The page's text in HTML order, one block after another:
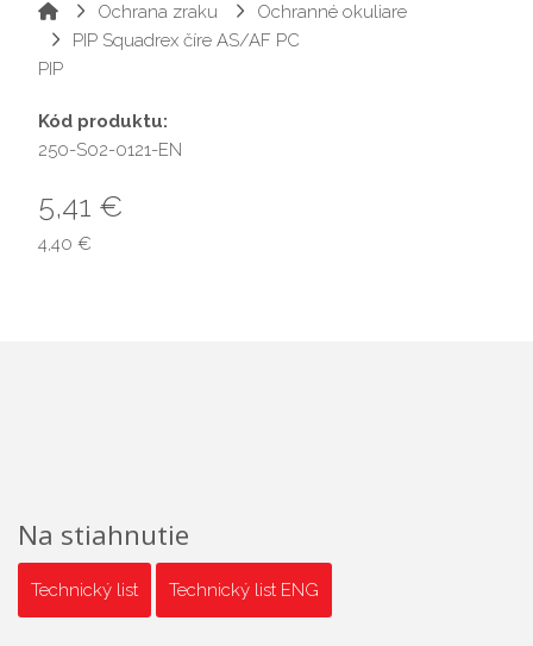
Ochrana zraku
Ochranné okuliare
PIP Squadrex číre AS/AF PC
PIP
Kód produktu:
250-S02-0121-EN
5,41 €
4,40 €
Na stiahnutie
Technický list Technický list ENG